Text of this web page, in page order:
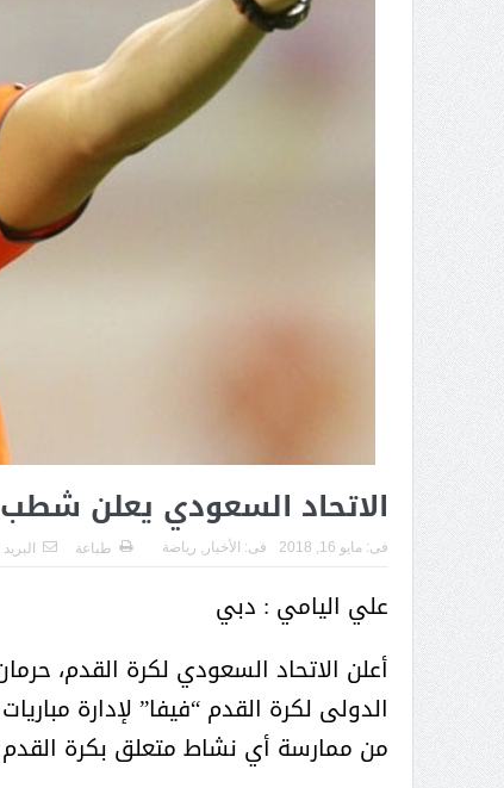
الاتحاد السعودي يعلن شطب
فى:مايو 16, 2018 فى: الأخبار رياضة طباعة
علي اليامي : دبي
أعلن الاتحاد السعودي لكرة القدم،
الدولى لكرة القدم “فيفا” لإدارة
من ممارسة أي نشاط متعلق بكرة
( محمد عوضه البريدي) .. رجل
بمواصفات إنسانية